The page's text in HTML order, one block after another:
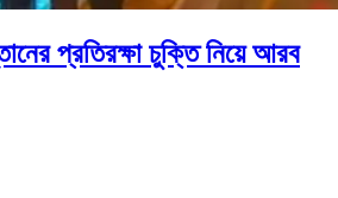
প্রতিরক্ষা চুক্তি নিয়ে আরব